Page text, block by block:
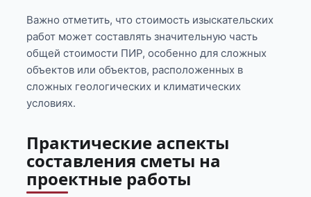
Важно отметить, что стоимость изыскательских
работ может составлять значительную часть
общей стоимости ПИР, особенно для сложных
объектов или объектов, расположенных в
сложных геологических и климатических
условиях.
Практические аспекты
составления сметы на
проектные работы